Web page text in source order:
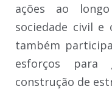
ações ao
sociedade civil e
também
esforços
construção de